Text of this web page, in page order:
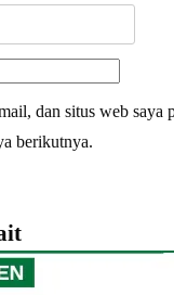
dan situs web saya
berikutnya.